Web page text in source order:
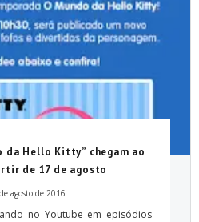
da Hello Kitty” chegam ao
de 17 de agosto
agosto de 2016
no Youtube em episódios